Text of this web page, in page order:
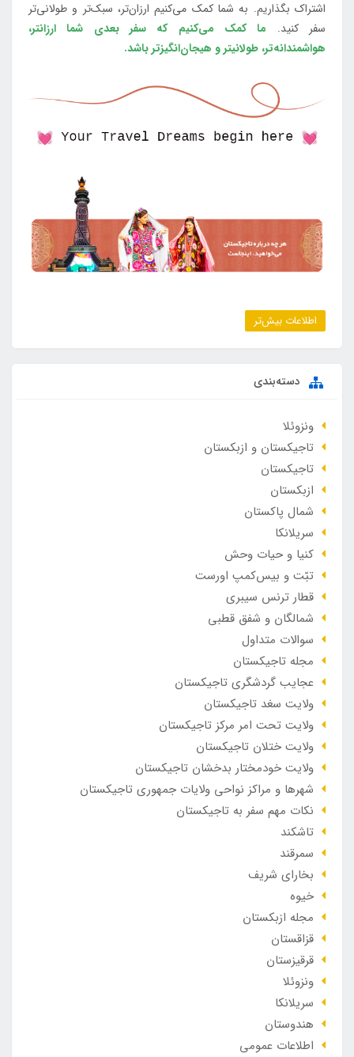
اشتراک بگذاریم. به شما کمک می‌کنیم ارزان‌تر، سبک‌تر و طولانی‌تر
سفر کنید. ما کمک می‌کنیم که سفر بعدی شما ارزانتر،
هواشمندانه‌تر، طولانی‎تر و هیجان‌انگیزتر باشد.
اطلاعات بیش‌تر
دسته‌بندی
ونزوئلا
تاجیکستان و ازبکستان
تاجیکستان
ازبکستان
شمال پاکستان
سریلانکا
کنیا و حیات وحش
تبّت و بیس‌کمپ اورست
قطار ترنس سیبری
شمالگان و شفق قطبی
سوالات متداول
مجله تاجیکستان
عجایب گردشگری تاجیکستان
ولایت سغد تاجیکستان
ولایت تحت امر مرکز تاجیکستان
ولایت ختلان تاجیکستان
ولایت خودمختار بدخشان تاجیکستان
شهرها و مراکز نواحی ولایات جمهوری تاجیکستان
نکات مهم سفر به تاجیکستان
تاشکند
سمرقند
بخارای شریف
خیوه
مجله ازبکستان
قزاقستان
قرقیزستان
ونزوئلا
سریلانکا
هندوستان
اطلاعات عمومی